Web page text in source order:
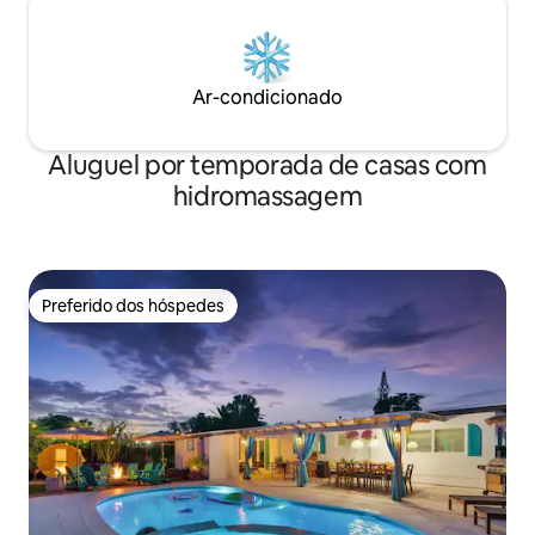
Ar-condicionado
Aluguel por temporada de casas com
hidromassagem
Preferido dos hóspedes
Preferido dos hóspedes